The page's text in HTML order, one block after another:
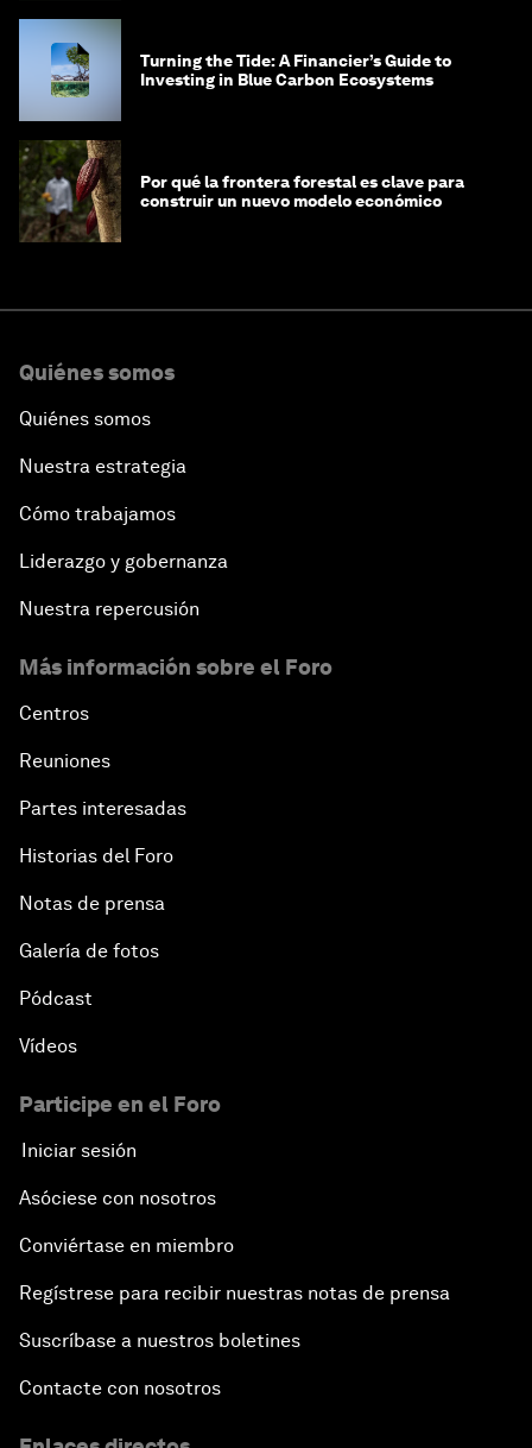
Turning the Tide: A Financier’s Guide to
Investing in Blue Carbon Ecosystems
Por qué la frontera forestal es clave para
construir un nuevo modelo económico
Quiénes somos
Quiénes somos
Nuestra estrategia
Cómo trabajamos
Liderazgo y gobernanza
Nuestra repercusión
Más información sobre el Foro
Centros
Reuniones
Partes interesadas
Historias del Foro
Notas de prensa
Galería de fotos
Pódcast
Vídeos
Participe en el Foro
Iniciar sesión
Asóciese con nosotros
Conviértase en miembro
Regístrese para recibir nuestras notas de prensa
Suscríbase a nuestros boletines
Contacte con nosotros